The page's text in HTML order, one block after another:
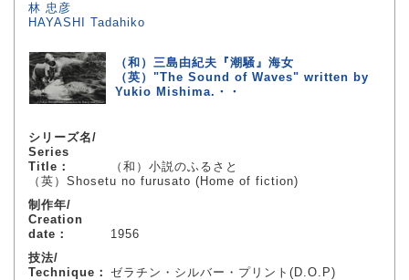
林 忠彦
HAYASHI Tadahiko
（和）三島由紀夫『潮騒』海女
（英）"The Sound of Waves" written by
Yukio Mishima.・・
シリーズ名/
Series
Title：
（和）小説のふるさと
（英）Shosetu no furusato (Home of fiction)
制作年/
Creation
date：
1956
技法/
Technique： ゼラチン・シルバー・プリント(D.O.P)